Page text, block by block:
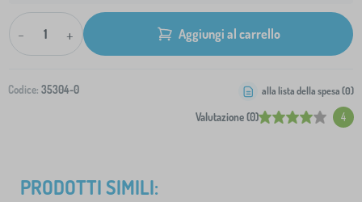
- + Aggiungi al carrello
Codice: 35304-0
Valutazione (0) 4
alla lista della spesa (0)
PRODOTTI SIMILI: